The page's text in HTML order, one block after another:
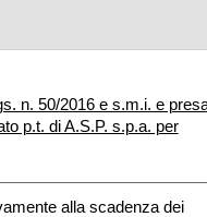
n. 50/2016 e s.m.i. e
p.t. di A.S.P. s.p.a. per
alla scadenza dei